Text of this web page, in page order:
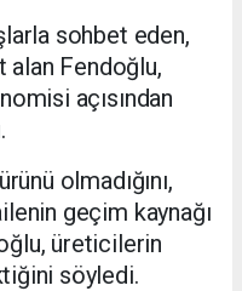
sohbet eden,
Fendoğlu,
açısından
olmadığını,
geçim kaynağı
üreticilerin
söyledi.